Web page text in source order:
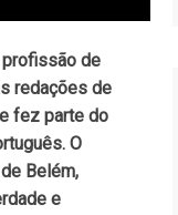
profissão de
redações de
fez parte do
O
Belém,
e